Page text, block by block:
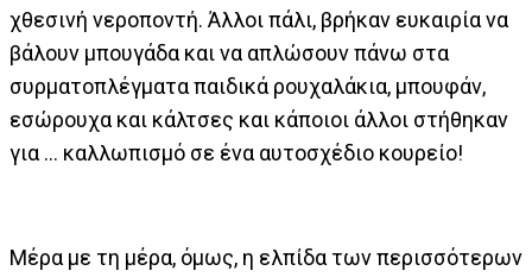
χθεσινή νεροποντή. Άλλοι πάλι, βρήκαν ευκαιρία να
βάλουν μπουγάδα και να απλώσουν πάνω στα
συρματοπλέγματα παιδικά ρουχαλάκια, μπουφάν,
εσώρουχα και κάλτσες και κάποιοι άλλοι στήθηκαν
για ... καλλωπισμό σε ένα αυτοσχέδιο κουρείο!
Μέρα με τη μέρα, όμως, η ελπίδα των περισσότερων